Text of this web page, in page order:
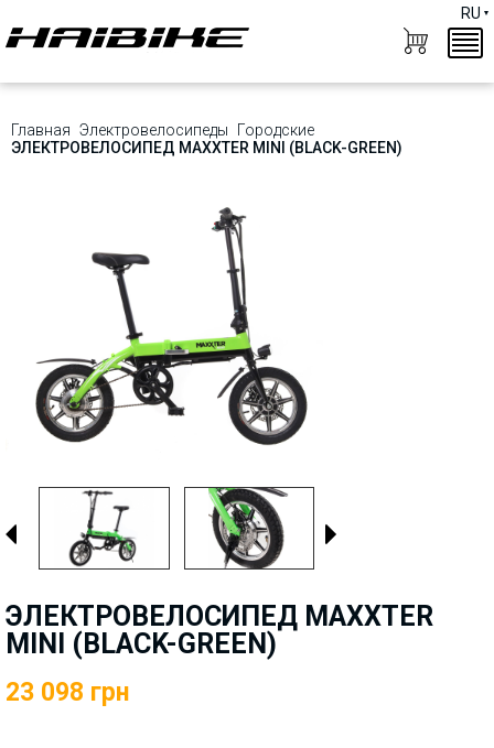
RU
Главная Электровелосипеды
Городские
ЭЛЕКТРОВЕЛОСИПЕД MAXXTER MINI (BLACK-GREEN)
ЭЛЕКТРОВЕЛОСИПЕД MAXXTER
MINI (BLACK-GREEN)
23 098 грн